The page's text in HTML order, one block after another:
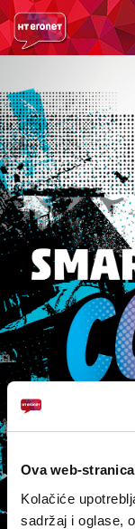
Ova web-
Kolačiće
sadržaj i oglase,
4XL
MOBILNA
!HEJ
INTERNET+TV
PRIJENOS BROJA
AKCIJE
MOJ PROFIL
E-RAČUN
TELEFONSKI